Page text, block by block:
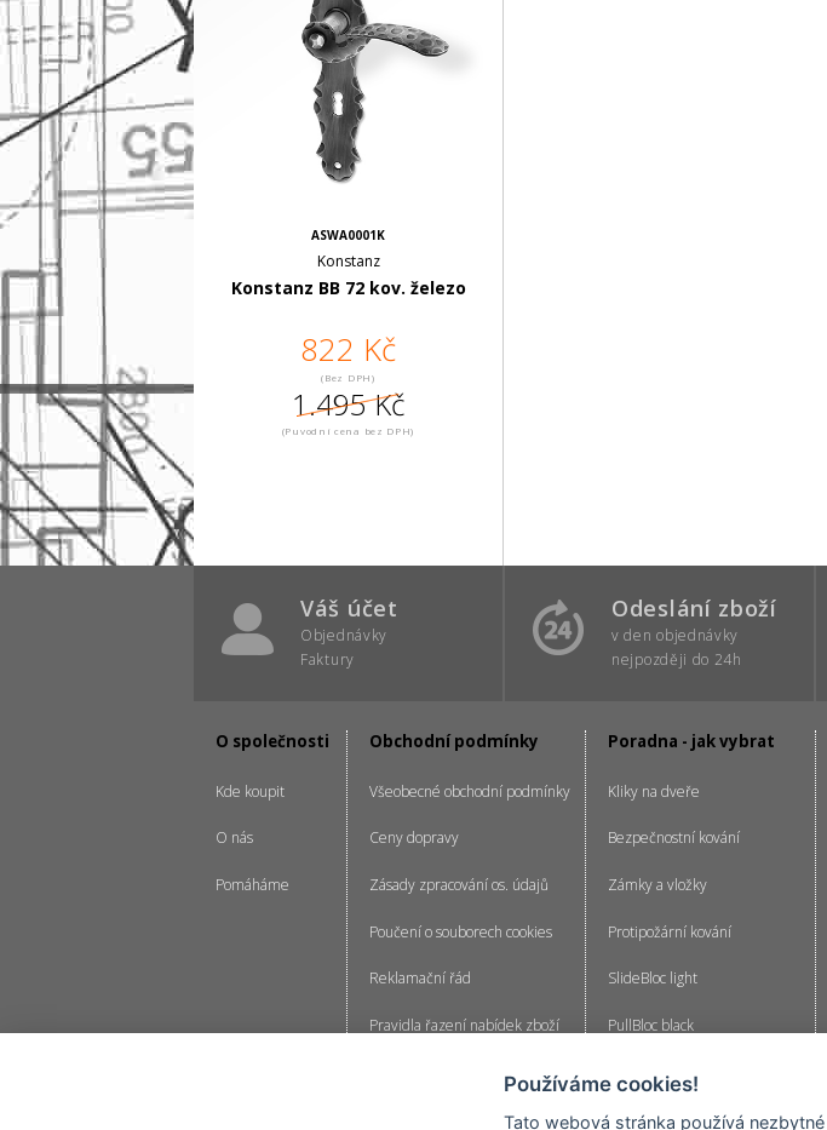
ASWA0001K
Konstanz
Konstanz BB 72 kov. železo
822 Kč
(Bez DPH)
1.495 Kč
(Puvodní cena bez DPH)
Váš účet
Objednávky
Faktury
Odeslání zboží
v den objednávky
nejpozději do 24h
O společnosti
Kde koupit
O nás
Pomáháme
Obchodní podmínky
Všeobecné obchodní podmínky
Ceny dopravy
Zásady zpracování os. údajů
Poučení o souborech cookies
Reklamační řád
Pravidla řazení nabídek zboží
Pravidla pro zpracování recenzí
Poradna - jak vybrat
Kliky na dveře
Bezpečnostní kování
Zámky a vložky
Protipožární kování
SlideBloc light
PullBloc black
Kliky EasyClick
Generální klíč
Používáme cookies!
Tato webová stránka používá